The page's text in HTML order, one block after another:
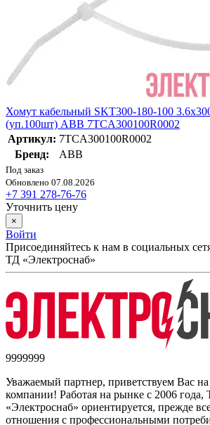
Хомут кабельный SKT300-180-100
(уп.100шт) ABB 7TCA300100R0002
Артикул: 7TCA300100R0002
Бренд:
ABB
Под заказ
Обновлено 07.08.2026
+7 391 278-76-76
Уточнить цену
×
Войти
Присоединяйтесь к нам в социальных
ТД «Электроснаб»
9999999
Уважаемый партнер, приветствуем Вас
компании! Работая на рынке с 2006 года,
«Электроснаб» ориентируется, прежде
отношения с профессиональными